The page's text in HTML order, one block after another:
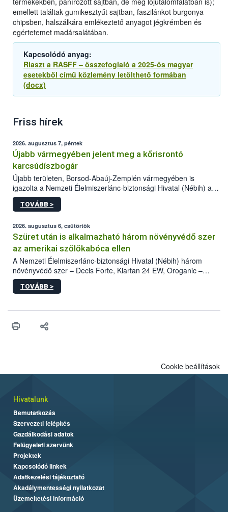
emellett találtak gumikesztyűt sajtban, faszilánkot burgonya
chipsben, halszálkára emlékeztető anyagot jégkrémben és
egértetemet madársalátában.
Kapcsolódó anyag:
Riaszt a RASFF – összefoglaló a 2025-ös magyar
esetekből című közlemény letölthető formában
(docx)
Friss hírek
2026. augusztus 7, péntek
Újabb vármegyében jelent meg a kőrisrontó
karcsúdíszbogár
Újabb területen, Borsod-Abaúj-Zemplén vármegyében is
igazolta a Nemzeti Élelmiszerlánc-biztonsági Hivatal (Nébih) a
kőrisrontó karcsúdíszbogár (Agrilus planipennis) jelenlétét. A
kártevőt nem csak színcsapdában találták meg, de már fertőzött
az intenzív felderítést, emellett az intézkedéseket a szlovák
hatósággal is összehangolják a terjedés megállítása érdekében.
TOVÁBB >
2026. augusztus 6, csütörtök
Szüret után is alkalmazható három növényvédő szer
az amerikai szőlőkabóca ellen
A Nemzeti Élelmiszerlánc-biztonsági Hivatal (Nébih) három
növényvédő szer – Decis Forte, Klartan 24 EW, Oroganic –
engedélyokiratát módosította, így azok a szüretet követően,
egészen a vesszőérettség (BBCH 91) stádiumáig
érésű szőlőkben is legyen lehetőség a károsító elleni további
felhasználók számára is elérhető és ökológiai termesztésben is
TOVÁBB >
Cookie beállítások
Hivatalunk
Bemutatkozás
Szervezeti felépítés
Gazdálkodási adatok
Felügyeleti szervünk
Projektek
Kapcsolódó linkek
Adatkezelési tájékoztató
Akadálymentességi nyilatkozat
Üzemeltetési információ